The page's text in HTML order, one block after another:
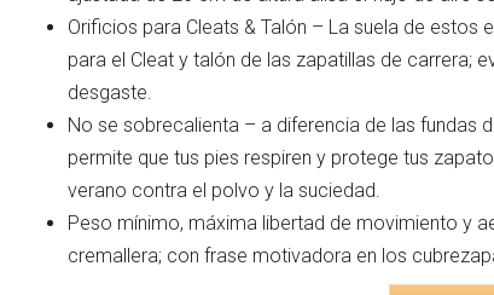
Orificios para Cleats & Talón – La suela de
para el Cleat y talón de las zapatillas de carrera;
desgaste.
No se sobrecalienta – a diferencia de las fundas
permite que tus pies respiren y protege tus
verano contra el polvo y la suciedad.
Peso mínimo, máxima libertad de movimiento y
cremallera; con frase motivadora en los